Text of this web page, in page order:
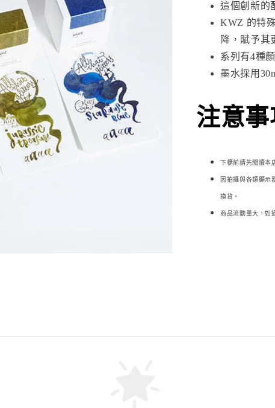
這個創新的
KWZ 的特
降，賦予其
系列有4種
墨水採用
注意
下標前請先閱讀本
因拍攝與各類顯示
換貨。
商品流動量大，如